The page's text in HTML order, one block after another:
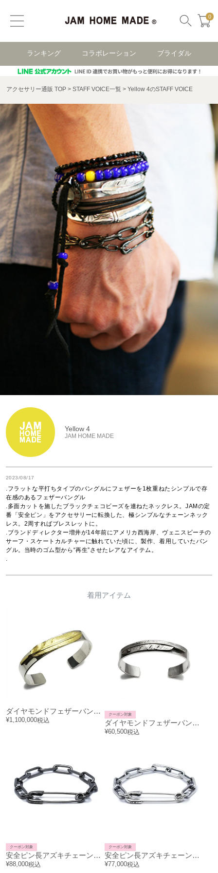
0
ランキング コラボレーション ブライダル
アクセサリー通販 TOP STAFF VOICE一覧 Yellow 4のSTAFF VOICE
Yellow 4
JAM HOME MADE
2023/08/17
.フラットな平打ちタイプのバングルにフェザーを1枚重ねたシンプルで存
在感のあるフェザーバングル
.多面カットを施したブラックチェコビーズを連ねたネックレス。JAMの定
番「安全ピン」をアクセサリーに転換した、極シンプルなチェーンネック
レス。2周すればブレスレットに。
.ブランドディレクター増井が14年前にアメリカ西海岸、ヴェニスビーチの
サーフ・スケートカルチャーに触れていた頃に、製作、着用していたバン
グル。当時のゴム型から“再生”させたレアなアイテム。
着用アイテム
ダイヤモンドフェザーバングル-K18イエローゴールド/ブレスレット
¥1,100,000税込 ダイヤモンドフェザーバングル/ブレスレット
クーポン対象
¥60,500税込
安全ピン長アズキチェーンダイヤモンドブレスレットL-ブラック
クーポン対象
¥88,000税込
安全ピン長アズキチェーンダイヤモンドブレスレットL
クーポン対象
¥77,000税込